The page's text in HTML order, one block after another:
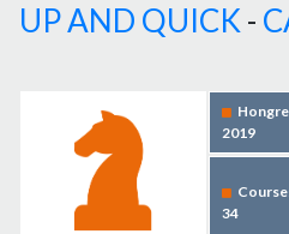
UP AND QUICK -
2019
34